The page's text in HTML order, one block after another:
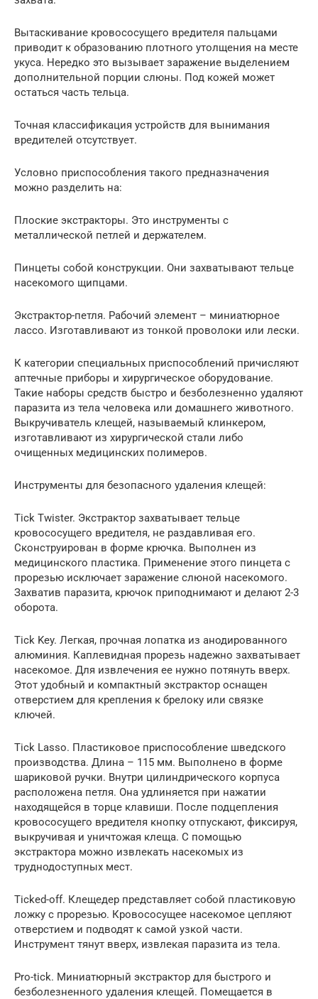
Вытаскивание кровососущего вредителя пальцами
приводит к образованию плотного утолщения на месте
укуса. Нередко это вызывает заражение выделением
дополнительной порции слюны. Под кожей может
остаться часть тельца.
Точная классификация устройств для вынимания
вредителей отсутствует.
Условно приспособления такого предназначения
можно разделить на:
Плоские экстракторы. Это инструменты с
металлической петлей и держателем.
Пинцеты собой конструкции. Они захватывают тельце
насекомого щипцами.
Экстрактор-петля. Рабочий элемент – миниатюрное
лассо. Изготавливают из тонкой проволоки или лески.
К категории специальных приспособлений причисляют
аптечные приборы и хирургическое оборудование.
Такие наборы средств быстро и безболезненно удаляют
паразита из тела человека или домашнего животного.
Выкручиватель клещей, называемый клинкером,
изготавливают из хирургической стали либо
очищенных медицинских полимеров.
Инструменты для безопасного удаления клещей:
Tick Twister. Экстрактор захватывает тельце
кровососущего вредителя, не раздавливая его.
Сконструирован в форме крючка. Выполнен из
медицинского пластика. Применение этого пинцета с
прорезью исключает заражение слюной насекомого.
Захватив паразита, крючок приподнимают и делают 2-3
оборота.
Tick Key. Легкая, прочная лопатка из анодированного
алюминия. Каплевидная прорезь надежно захватывает
насекомое. Для извлечения ее нужно потянуть вверх.
Этот удобный и компактный экстрактор оснащен
отверстием для крепления к брелоку или связке
ключей.
Tick Lasso. Пластиковое приспособление шведского
производства. Длина – 115 мм. Выполнено в форме
шариковой ручки. Внутри цилиндрического корпуса
расположена петля. Она удлиняется при нажатии
находящейся в торце клавиши. После подцепления
кровососущего вредителя кнопку отпускают, фиксируя,
выкручивая и уничтожая клеща. С помощью
экстрактора можно извлекать насекомых из
труднодоступных мест.
Ticked-off. Клещедер представляет собой пластиковую
ложку с прорезью. Кровососущее насекомое цепляют
отверстием и подводят к самой узкой части.
Инструмент тянут вверх, извлекая паразита из тела.
Pro-tick. Миниатюрный экстрактор для быстрого и
безболезненного удаления клещей. Помещается в